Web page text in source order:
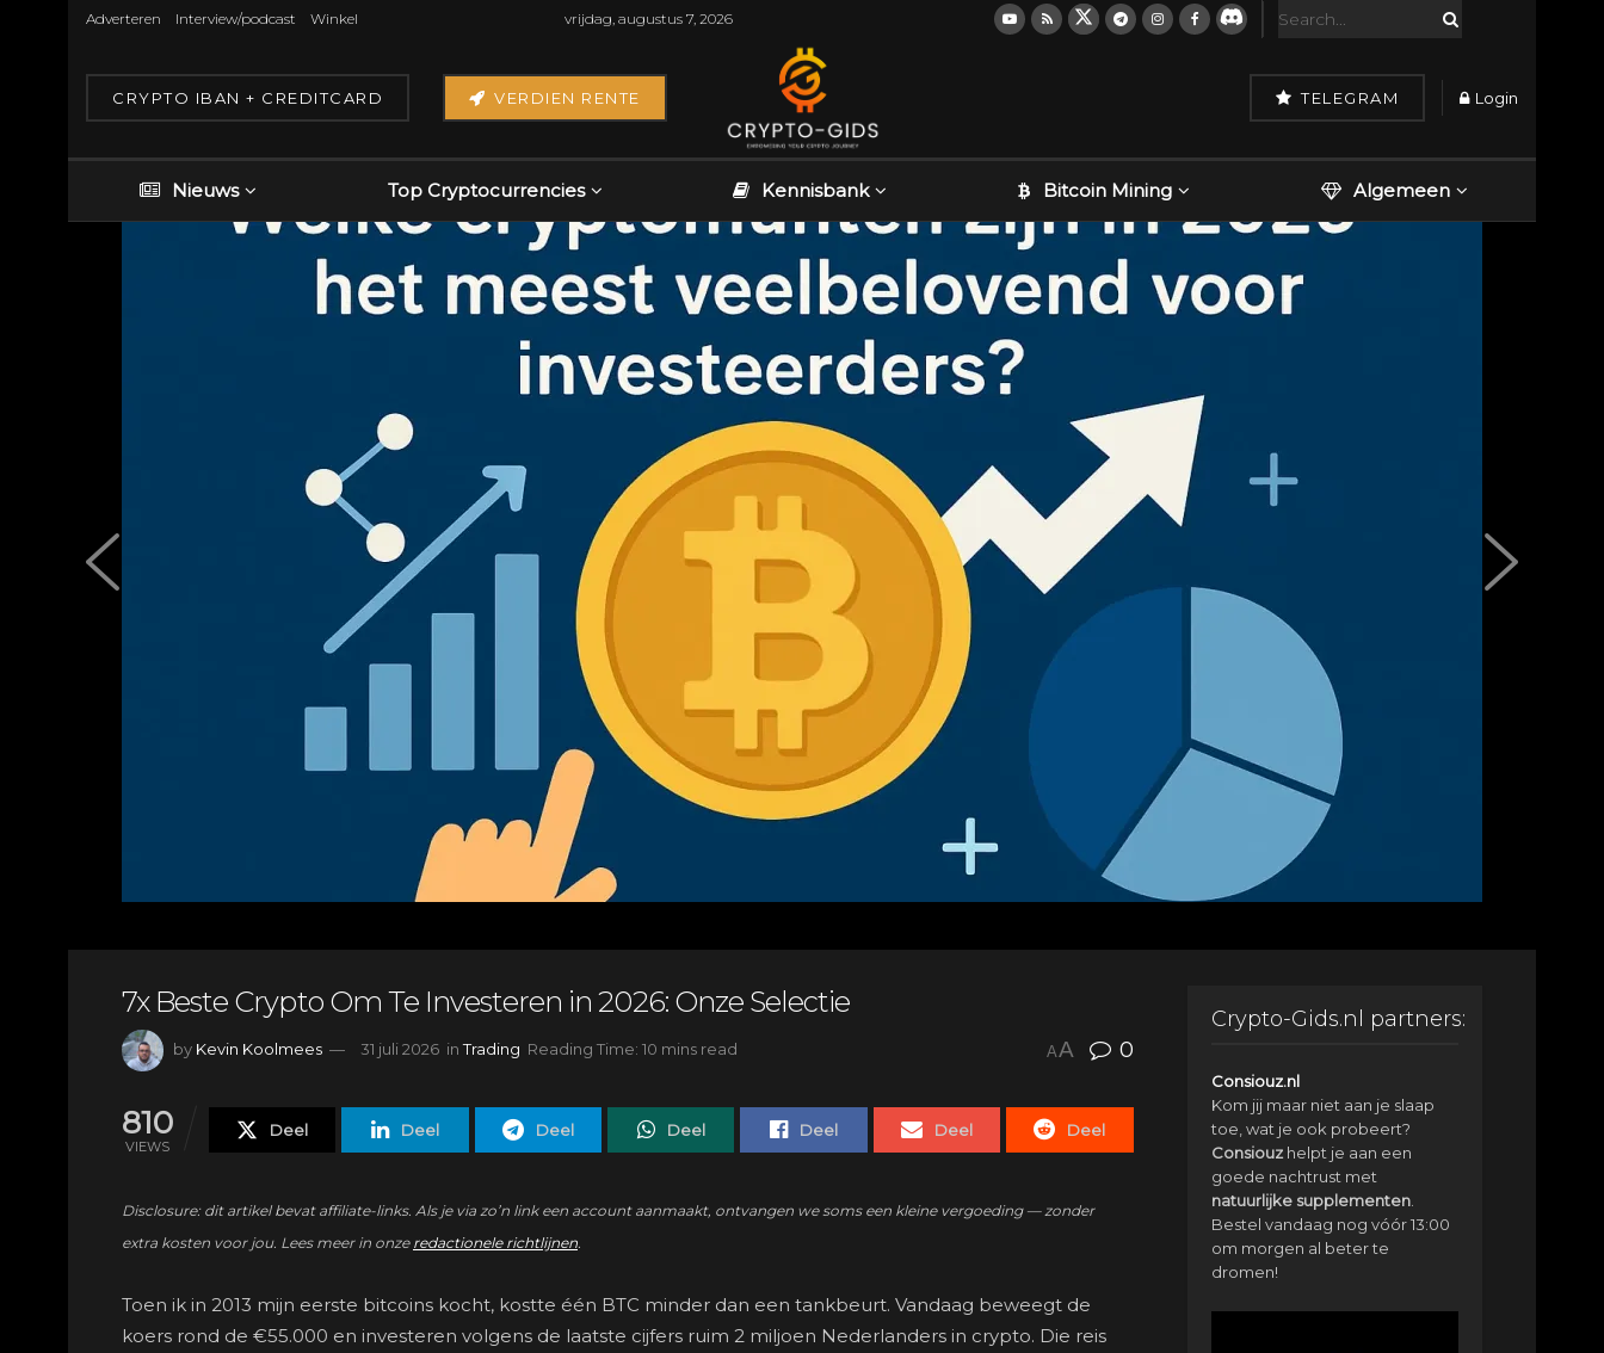
Adverteren Interview/podcast Winkel vrijdag, augustus 7, 2026
CRYPTO IBAN + CREDITCARD VERDIEN RENTE TELEGRAM Login
Nieuws Top Cryptocurrencies Kennisbank Bitcoin Mining Algemeen
7x Beste Crypto Om Te Investeren in 2026: Onze Selectie
by Kevin Koolmees 31 juli 2026 in Trading Reading Time: 10 mins read AA 0
810
VIEWS
Deel Deel Deel Deel Deel Deel Deel
Disclosure: dit artikel bevat affiliate-links. Als je via zo’n link een account aanmaakt, ontvangen we soms een kleine vergoeding — zonder
extra kosten voor jou. Lees meer in onze redactionele richtlijnen.
Toen ik in 2013 mijn eerste bitcoins kocht, kostte één BTC minder dan een tankbeurt. Vandaag beweegt de
koers rond de €55.000 en investeren volgens de laatste cijfers ruim 2 miljoen Nederlanders in crypto. Die reis
Crypto-Gids.nl partners:
Consiouz.nl
Kom jij maar niet aan je slaap
toe, wat je ook probeert?
Consiouzhelpt je aan een
goede nachtrust met
natuurlijke supplementen.
Bestel vandaag nog vóór 13:00
om morgen al beter te
dromen!